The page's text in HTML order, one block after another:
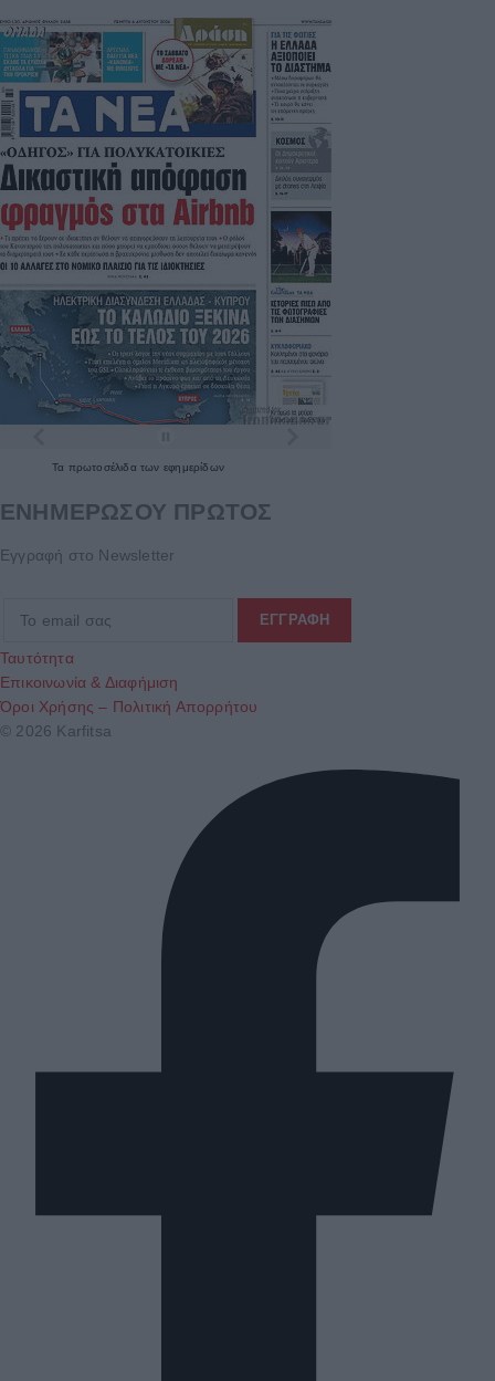
Τα πρωτοσέλιδατων εφημερίδων
ΕΝΗΜΕΡΩΣΟΥ ΠΡΩΤΟΣ
Εγγραφή στο Newsletter
Ταυτότητα
Επικοινωνία & Διαφήμιση
Όροι Χρήσης – Πολιτική Απορρήτου
© 2026 Karfitsa